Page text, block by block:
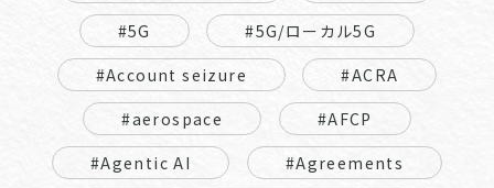
#5G
#5G/ローカル5G
#Account seizure
#ACRA
#aerospace
#AFCP
#Agentic AI
#Agreements